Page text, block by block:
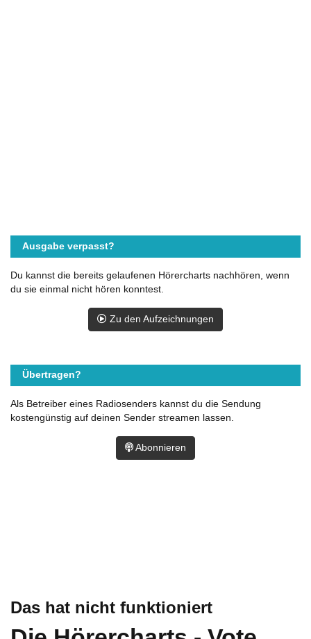
Das hat nicht funktioniert
Ausgabe verpasst?
Du kannst die bereits gelaufenen Hörercharts nachhören, wenn
du sie einmal nicht hören konntest.
Zu den Aufzeichnungen
Übertragen?
Als Betreiber eines Radiosenders kannst du die Sendung
kostengünstig auf deinen Sender streamen lassen.
Abonnieren